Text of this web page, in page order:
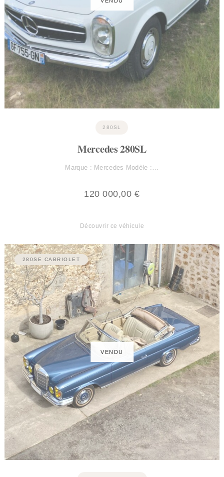
280SL
Mercedes 280SL
Marque : Mercedes Modèle :…
120 000,00 €
Découvrir ce véhicule
280SE CABRIOLET